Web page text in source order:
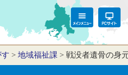
> 地域福祉課 > 戦没者遺骨の身